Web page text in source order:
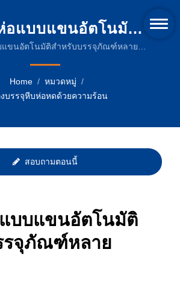
อแบบแขนอัตโนมัติ
บบรรจุภัณฑ์หลาย
| โซลูชันบรรจุภัณฑ์ที่
ด้สำหรับอุตสาหกรรม
แขนอัตโนมัติสำหรับบรรจุภัณฑ์หลาย
Home / หมวดหมู่ /
งบรรจุหีบห่อหดด้วยความร้อน
สอบถามตอนนี้
แบบแขนอัตโนมัติ
รจุภัณฑ์หลาย